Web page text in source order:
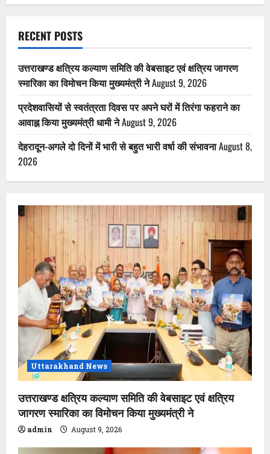
RECENT POSTS
उत्तराखण्ड क्षत्रिय कल्याण समिति की वेबसाइट एवं क्षत्रिय जागरण
स्मारिका का विमोचन किया मुख्यमंत्री नेAugust 9, 2026
प्रदेशवासियों से स्वतंत्रता दिवस पर अपने घरों में तिरंगा फहराने का
आवाह्न किया मुख्यमंत्री धामी नेAugust 9, 2026
देहरादून-अगले दो दिनों में भारी से बहुत भारी वर्षा की संभावनाAugust 8,
2026
Uttarakhand News
उत्तराखण्ड क्षत्रिय कल्याण समिति की वेबसाइट एवं क्षत्रिय
जागरण स्मारिका का विमोचन किया मुख्यमंत्री ने
admin August 9, 2026